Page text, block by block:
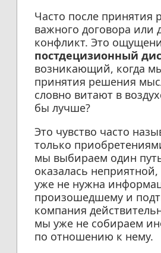
Часто после
важного договора
конфликт. Это
постдецизионный
возникающий, когда
принятия решения
словно витают в
бы лучше?
Это чувство часто
только
мы выбираем один
оказалась
уже не нужна
произошедшему и
компания
мы уже не собираем
по отношению к нему.